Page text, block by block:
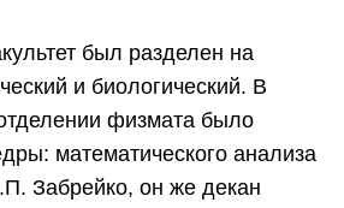
был разделен на
и биологический. В
физмата было
математического анализа
Забрейко, он же декан